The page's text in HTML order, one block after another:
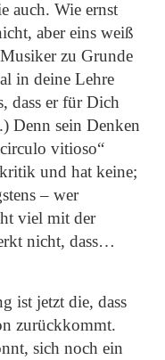
auch. Wie ernst
aber eins weiß
zu Grunde
in deine Lehre
dass er für Dich
Denn sein Denken
vitioso“
und hat keine;
– wer
viel mit der
nicht, dass…
ist jetzt die, dass
zurückkommt.
sich noch ein